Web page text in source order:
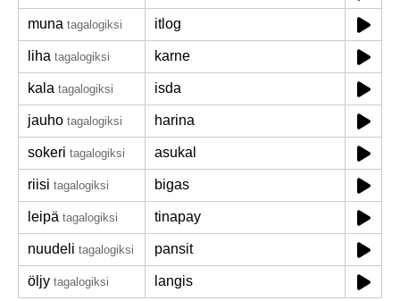
muna tagalogiksi itlog
liha tagalogiksi karne
kala tagalogiksi isda
jauho tagalogiksi harina
sokeri tagalogiksi asukal
riisi tagalogiksi bigas
leipä tagalogiksi tinapay
nuudeli tagalogiksi pansit
öljy tagalogiksi langis